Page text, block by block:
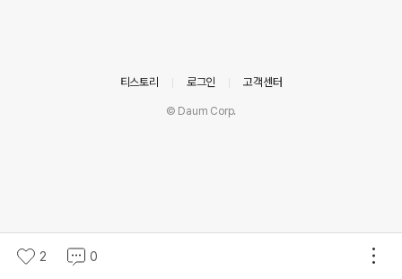
2 0
티스토리 로그인 고객센터
© Daum Corp.